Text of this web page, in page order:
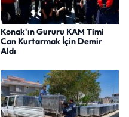
Konak'ın Gururu KAM Timi
Can Kurtarmak İçin Demir
Aldı